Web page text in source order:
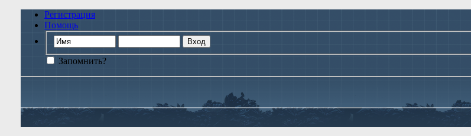
Регистрация
Помощь
Запомнить?